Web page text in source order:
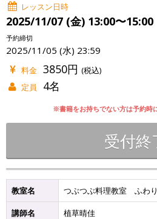
レッスン日時
2025/11/07 (金) 13:00〜15:00
予約締切
2025/11/05 (水) 23:59
料金 3850円 (税込)
定員
4名
※書籍をお持ちでない方は予約時
受付終
教室名 つぶつぶ料理教室 ふわり
講師名 植草晴佳